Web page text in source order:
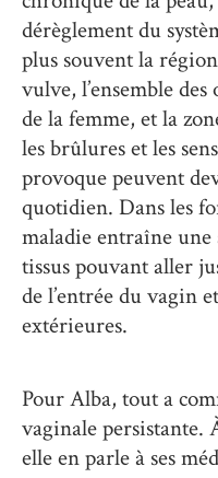
dérèglement du
plus souvent la
vulve, l’ensemble
de la femme, et la
les brûlures et les
provoque peuvent
quotidien. Dans les
maladie entraîne
tissus pouvant aller
de l’entrée du vagin
extérieures.
Pour Alba, tout a
vaginale persistante.
elle en parle à ses